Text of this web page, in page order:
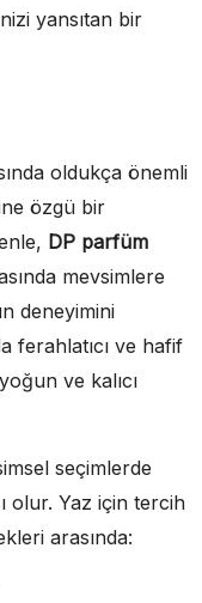
yansıtan bir
oldukça önemli
özgü bir
DP parfüm
mevsimlere
deneyimini
ferahlatıcı ve hafif
ve kalıcı
seçimlerde
olur. Yaz için tercih
arasında: